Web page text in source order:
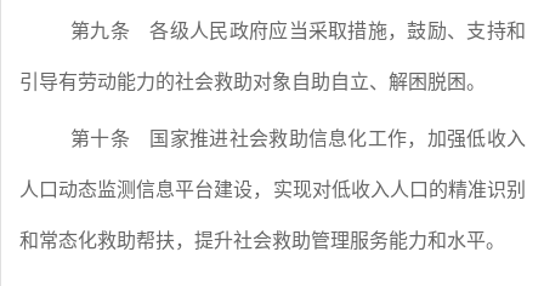
第九条 各级人民政府应当采取措施，鼓励、支持和
引导有劳动能力的社会救助对象自助自立、解困脱困。
第十条 国家推进社会救助信息化工作，加强低收入
人口动态监测信息平台建设，实现对低收入人口的精准识别
和常态化救助帮扶，提升社会救助管理服务能力和水平。